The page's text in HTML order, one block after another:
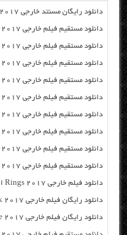
دانلود رایگان مسنتد خارجی Britney Ever After 2017 با لینک مستقیم
دانلود مستقیم فیلم خارجی OK Jaanu 2017 از سرور سایت
دانلود مستقیم فیلم خارجی John Wick: Chapter 2 2017 از سرور سایت
دانلود مستقیم فیلم خارجی Cross Wars 2017 از سرور سایت
دانلود مستقیم فیلم خارجی Fifty Shades Darker 2017 از سرور سایت
دانلود مستقیم فیلم خارجی From Straight As 2017 از سرور سایت
دانلود مستقیم فیلم خارجی Zeroville 2017 از سرور سایت
دانلود مستقیم فیلم خارجی The Mummy 2017 از سرور سایت
دانلود مستقیم فیلم خارجی The Fate of the Furious 2017 از سرور سایت
دانلود مستقیم فیلم خارجی Running Wild 2017 از سرور سایت
دانلود فیلم خارجی Rings 2017 از سرور سایت
دانلود رایگان فیلم خارجی Dunkirk 2017 با لینک مستقیم
دانلود رایگان فیلم خارجی Eloise 2017 با لینک مستقیم